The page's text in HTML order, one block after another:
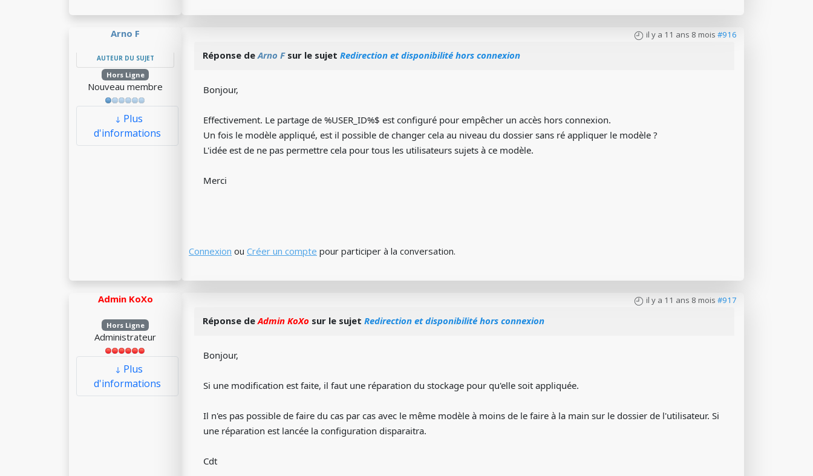
Arno F
AUTEUR DU SUJET
Hors Ligne
Nouveau membre
Plus
d'informations
il y a 11 ans 8 mois #916
Réponse deArno Fsur le sujet Redirection et disponibilité hors connexion
Bonjour,
Effectivement. Le partage de %USER_ID%$ est configuré pour empêcher un accès hors connexion.
Un fois le modèle appliqué, est il possible de changer cela au niveau du dossier sans ré appliquer le modèle ?
L'idée est de ne pas permettre cela pour tous les utilisateurs sujets à ce modèle.
Merci
Connexion ou Créer un compte pour participer à la conversation.
Admin KoXo
Hors Ligne
Administrateur
Plus
d'informations
il y a 11 ans 8 mois #917
Réponse deAdmin KoXo sur le sujet Redirection et disponibilité hors connexion
Bonjour,
Si une modification est faite, il faut une réparation du stockage pour qu'elle soit appliquée.
Il n'es pas possible de faire du cas par cas avec le même modèle à moins de le faire à la main sur le dossier de l'utilisateur. Si
une réparation est lancée la configuration disparaitra.
Cdt